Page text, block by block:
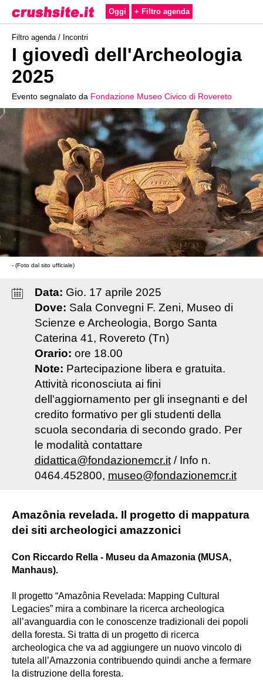
Oggi + Filtro agenda
Filtro agenda / Incontri
I giovedì dell'Archeologia
2025
Evento segnalato da Fondazione Museo Civico di Rovereto
- (Foto dal sito ufficiale)
Data: Gio. 17 aprile 2025
Dove: Sala Convegni F. Zeni, Museo di
Scienze e Archeologia, Borgo Santa
Caterina 41, Rovereto (Tn)
Orario: ore 18.00
Note: Partecipazione libera e gratuita.
Attività riconosciuta ai fini
dell'aggiornamento per gli insegnanti e del
credito formativo per gli studenti della
scuola secondaria di secondo grado. Per
le modalità contattare
didattica@fondazionemcr.it/ Info n.
0464.452800, museo@fondazionemcr.it
Amazônia revelada. Il progetto di mappatura
dei siti archeologici amazzonici
Con Riccardo Rella - Museu da Amazonia (MUSA,
Manhaus).
Il progetto “Amazônia Revelada: Mapping Cultural
Legacies” mira a combinare la ricerca archeologica
all’avanguardia con le conoscenze tradizionali dei popoli
della foresta. Si tratta di un progetto di ricerca
archeologica che va ad aggiungere un nuovo vincolo di
tutela all’Amazzonia contribuendo quindi anche a fermare
la distruzione della foresta.